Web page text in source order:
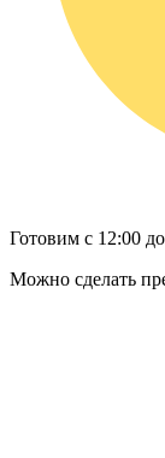
Готовим с 12:00
Можно сделать